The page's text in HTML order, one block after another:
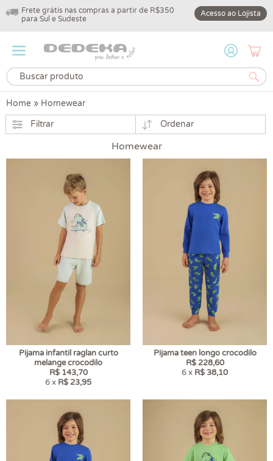
Frete grátis nas compras a partir de R$350
para Sul e Sudeste
10% off na
DEDEKA10
Acesso ao Lojista
Home » Homewear
Filtrar
Ordenar
Homewear
Pijama infantil raglan curto
melange crocodilo
R$ 143,70
6 x R$ 23,95
Pijama teen longo crocodilo
R$ 228,60
6 x R$ 38,10